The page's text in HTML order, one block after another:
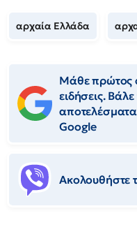
αρχαία Ελλάδα
Μάθε πρώτος
ειδήσεις.
Google
Ακολουθήστε